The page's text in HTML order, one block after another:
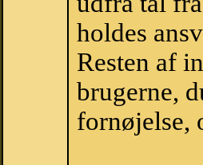
holdes
Resten af
brugerne,
fornøjelse,